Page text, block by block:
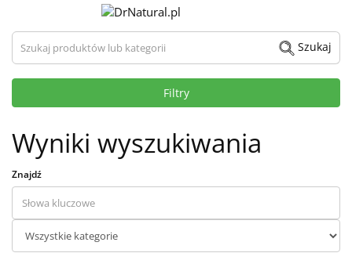
Szukaj produktów lub kategorii Szukaj
Filtry
Wyniki wyszukiwania
Znajdź